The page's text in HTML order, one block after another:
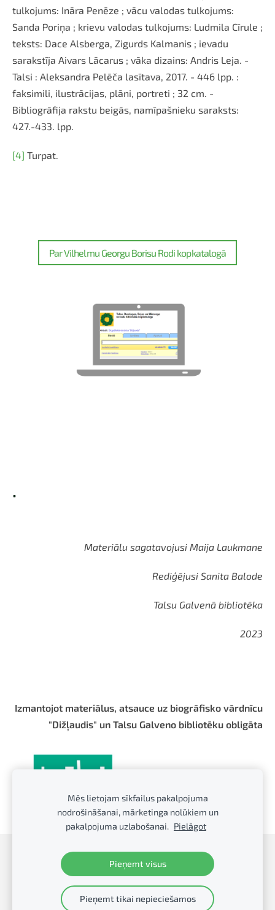
tulkojums: Ināra Penēze ; vācu valodas tulkojums:
Sanda Poriņa ; krievu valodas tulkojums: Ludmila Cīrule ;
teksts: Dace Alsberga, Zigurds Kalmanis ; ievadu
sarakstīja Aivars Lācarus ; vāka dizains: Andris Leja. -
Talsi : Aleksandra Pelēča lasītava, 2017. - 446 lpp. :
faksimili, ilustrācijas, plāni, portreti ; 32 cm. -
Bibliogrāfija rakstu beigās, namīpašnieku saraksts:
427.-433. lpp.
[4] Turpat.
Par Vilhelmu Georgu Borisu Rodi kopkatalogā
.
Materiālu sagatavojusi Maija Laukmane
Rediģējusi Sanita Balode
Talsu Galvenā bibliotēka
2023
Izmantojot materiālus, atsauce uz biogrāfisko vārdnīcu
"Dižļaudis" un Talsu Galveno bibliotēku obligāta
Talsu Galvenā bibliotēka
Mēs lietojam sīkfailus pakalpojuma
nodrošināšanai, mārketinga nolūkiem un
pakalpojuma uzlabošanai. Pielāgot
Pieņemt visus
Pieņemt tikai nepieciešamos